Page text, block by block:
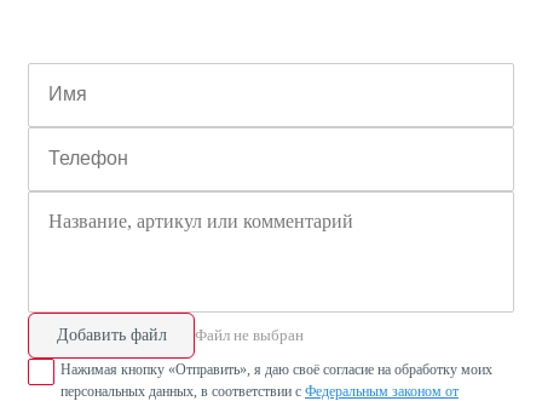
Добавить файл Файл не выбран
Нажимая кнопку «Отправить», я даю своё согласие на обработку моих
персональных данных, в соответствии с Федеральным законом от